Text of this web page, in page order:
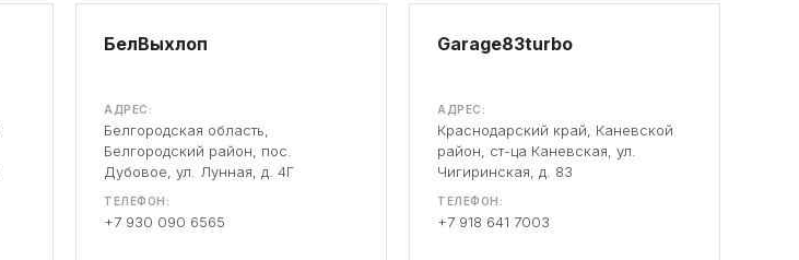
БелВыхлоп
АДРЕС:
Белгородская область,
Белгородский район, пос.
Дубовое, ул. Лунная, д. 4Г
ТЕЛЕФОН:
+7 930 090 6565
Garage83turbo
АДРЕС:
Краснодарский край, Каневской
район, ст-ца Каневская, ул.
Чигиринская, д. 83
ТЕЛЕФОН:
+7 918 641 7003